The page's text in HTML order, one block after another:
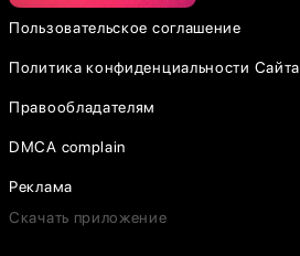
Пользовательское соглашение
Политика конфиденциальности Сайта
Правообладателям
DMCA complain
Реклама
Скачать приложение